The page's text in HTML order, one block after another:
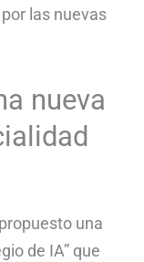
las nuevas
nueva
una
de IA” que